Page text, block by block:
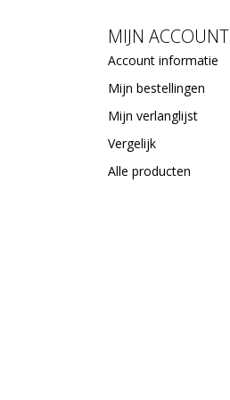
MIJN ACCOUNT
Account informatie
Mijn bestellingen
Mijn verlanglijst
Vergelijk
Alle producten